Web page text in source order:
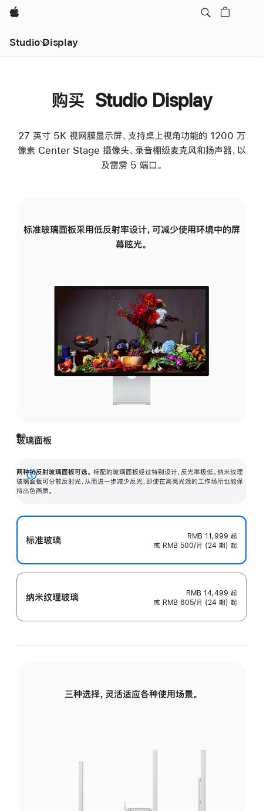
Apple
Studio Display
购买 Studio Display
27 英寸 5K 视网膜显示屏、支持桌上视角功能的 1200 万
像素 Center Stage 摄像头、录音棚级麦克风和扬声器，以
及雷雳 5 端口。
标准玻璃面板采用低反射率设计，可减少使用环境中的屏
幕眩光。
玻璃面板
两种抗反射玻璃面板可选。 标配的玻璃面板经过特别设计，反光率极低。纳米纹理
玻璃面板可分散反射光，从而进一步减少反光，即使在高亮光源的工作场所也能保
持出色画质。
展
开
标准玻璃 RMB 11,999 起
或 RMB 500/月 (24 期) 起
纳米纹理玻璃 RMB 14,499 起
或 RMB 605/月 (24 期) 起
三种选择，灵活适应各种使用场景。